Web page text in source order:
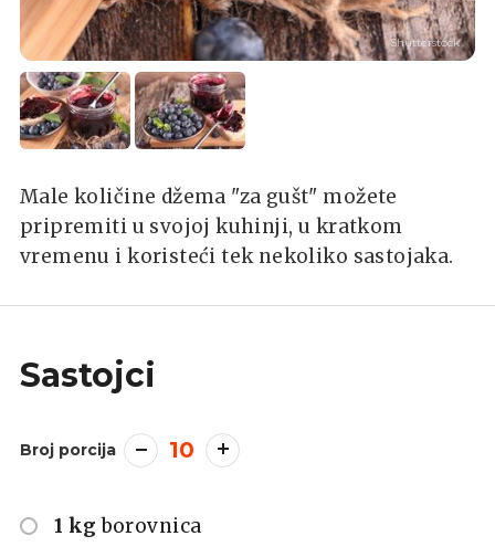
Shutterstock
Male količine džema "za gušt" možete
pripremiti u svojoj kuhinji, u kratkom
vremenu i koristeći tek nekoliko sastojaka.
Sastojci
Broj porcija 10
1 kg borovnica